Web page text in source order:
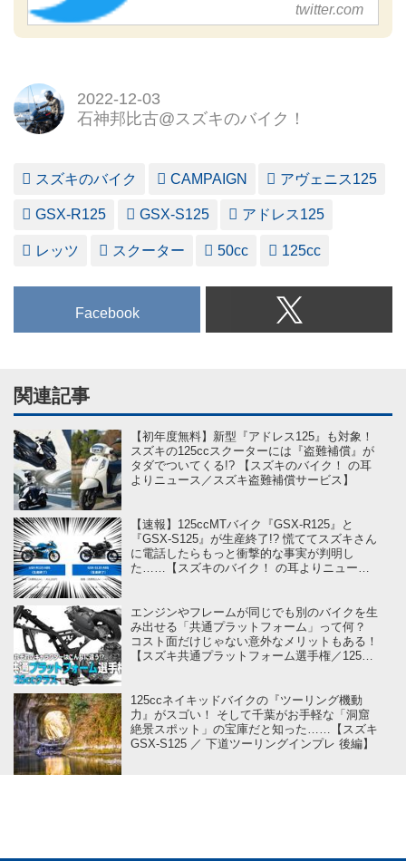
twitter.com
2022-12-03
石神邦比古@スズキのバイク！
スズキのバイク CAMPAIGN アヴェニス125
GSX-R125 GSX-S125 アドレス125
レッツ スクーター 50cc 125cc
Facebook
関連記事
【初年度無料】新型『アドレス125』も対象！
スズキの125ccスクーターには『盗難補償』が
タダでついてくる!? 【スズキのバイク！ の耳
よりニュース／スズキ盗難補償サービス】
【速報】125ccMTバイク『GSX-R125』と
『GSX-S125』が生産終了!? 慌ててスズキさん
に電話したらもっと衝撃的な事実が判明し
た……【スズキのバイク！ の耳よりニュー
エンジンやフレームが同じでも別のバイクを生
み出せる「共通プラットフォーム」って何？
コスト面だけじゃない意外なメリットもある！
【スズキ共通プラットフォーム選手権／125cc
125ccネイキッドバイクの『ツーリング機動
力』がスゴい！ そして千葉がお手軽な「洞窟
絶景スポット」の宝庫だと知った……【スズキ
GSX-S125 ／ 下道ツーリングインプレ 後編】